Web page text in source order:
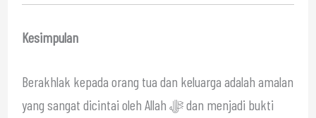
Kesimpulan
Berakhlak kepada orang tua dan keluarga adalah amalan
yang sangat dicintai oleh Allah ﷻ dan menjadi bukti